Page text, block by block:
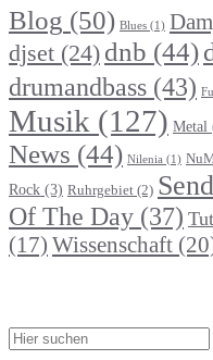
Blog (50) Blues (1)
djset (24) dnb (44)
drumandbass (43)
Musik (127) Metal
News (44) Nilenia (1)
Rock (3) Ruhrgebiet (2)
Of The Day (37)
(17) Wissenschaft